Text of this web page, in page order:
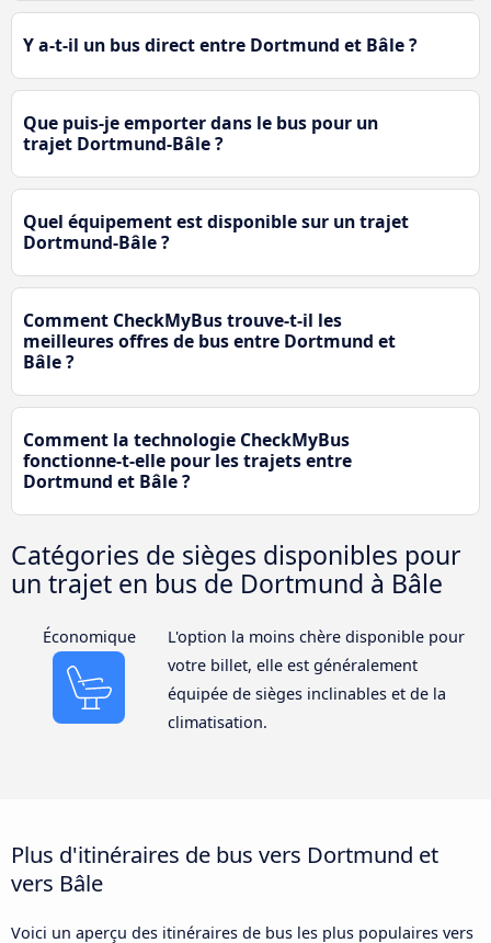
Y a-t-il un bus direct entre Dortmund et Bâle ?
Que puis-je emporter dans le bus pour un
trajet Dortmund-Bâle ?
Quel équipement est disponible sur un trajet
Dortmund-Bâle ?
Comment CheckMyBus trouve-t-il les
meilleures offres de bus entre Dortmund et
Bâle ?
Comment la technologie CheckMyBus
fonctionne-t-elle pour les trajets entre
Dortmund et Bâle ?
Catégories de sièges disponibles pour
un trajet en bus de Dortmund à Bâle
Économique
L'option la moins chère disponible pour
votre billet, elle est généralement
équipée de sièges inclinables et de la
climatisation.
Plus d'itinéraires de bus vers Dortmund et
vers Bâle
Voici un aperçu des itinéraires de bus les plus populaires vers